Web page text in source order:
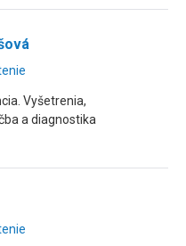
Vyšetrenia,
a diagnostika